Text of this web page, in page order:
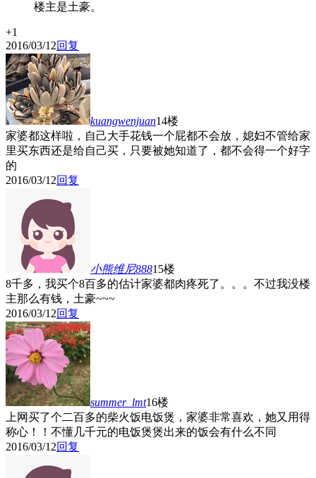
楼主是土豪。
+1
2016/03/12回复
kuangwenjuan14楼
家婆都这样啦，自己大手花钱一个屁都不会放，媳妇不管给家
里买东西还是给自己买，只要被她知道了，都不会得一个好字
的
2016/03/12回复
小熊维尼88815楼
8千多，我买个8百多的估计家婆都肉疼死了。。。不过我没楼
主那么有钱，土豪~~~
2016/03/12回复
summer_lmt16楼
上网买了个二百多的柴火饭电饭煲，家婆非常喜欢，她又用得
称心！！不懂几千元的电饭煲煲出来的饭会有什么不同
2016/03/12回复